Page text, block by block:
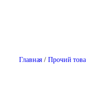
Главная /Прочий